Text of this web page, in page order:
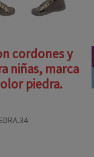
cordones y
niñas, marca
piedra.